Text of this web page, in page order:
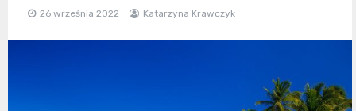
26 września 2022 Katarzyna Krawczyk